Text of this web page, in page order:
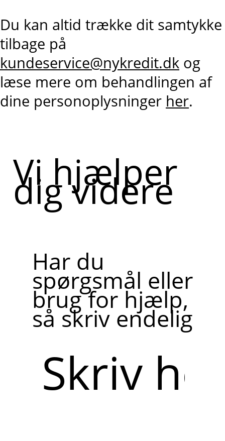
Du kan altid trække dit samtykke
tilbage på
kundeservice@nykredit.dk og
læse mere om behandlingen af
dine personoplysninger her.
Vi hjælper
dig videre
Har du
spørgsmål eller
brug for hjælp,
så skriv endelig
her